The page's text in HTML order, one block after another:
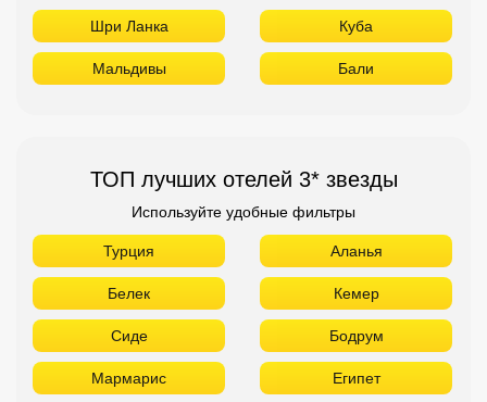
Шри Ланка Куба
Мальдивы Бали
ТОП лучших отелей 3* звезды
Используйте удобные фильтры
Турция Аланья
Белек Кемер
Сиде Бодрум
Мармарис Египет